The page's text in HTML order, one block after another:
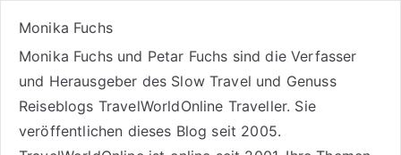
Monika Fuchs
Monika Fuchs und Petar Fuchs sind die Verfasser
und Herausgeber des Slow Travel und Genuss
Reiseblogs TravelWorldOnline Traveller. Sie
veröffentlichen dieses Blog seit 2005.